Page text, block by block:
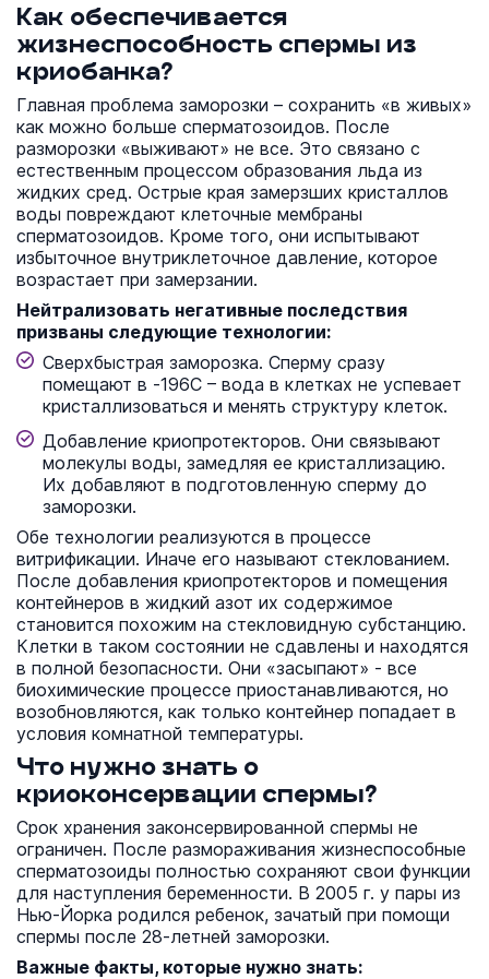
Как обеспечивается
жизнеспособность спермы из
криобанка?
Главная проблема заморозки – сохранить «в живых»
как можно больше сперматозоидов. После
разморозки «выживают» не все. Это связано с
естественным процессом образования льда из
жидких сред. Острые края замерзших кристаллов
воды повреждают клеточные мембраны
сперматозоидов. Кроме того, они испытывают
избыточное внутриклеточное давление, которое
возрастает при замерзании.
Нейтрализовать негативные последствия
призваны следующие технологии:
Сверхбыстрая заморозка. Сперму сразу
помещают в -196С – вода в клетках не успевает
кристаллизоваться и менять структуру клеток.
Добавление криопротекторов. Они связывают
молекулы воды, замедляя ее кристаллизацию.
Их добавляют в подготовленную сперму до
заморозки.
Обе технологии реализуются в процессе
витрификации. Иначе его называют стеклованием.
После добавления криопротекторов и помещения
контейнеров в жидкий азот их содержимое
становится похожим на стекловидную субстанцию.
Клетки в таком состоянии не сдавлены и находятся
в полной безопасности. Они «засыпают» - все
биохимические процессе приостанавливаются, но
возобновляются, как только контейнер попадает в
условия комнатной температуры.
Что нужно знать о
криоконсервации спермы?
Срок хранения законсервированной спермы не
ограничен. После размораживания жизнеспособные
сперматозоиды полностью сохраняют свои функции
для наступления беременности. В 2005 г. у пары из
Нью-Йорка родился ребенок, зачатый при помощи
спермы после 28-летней заморозки.
Важные факты, которые нужно знать: